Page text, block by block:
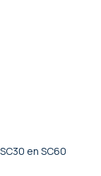
en SC60